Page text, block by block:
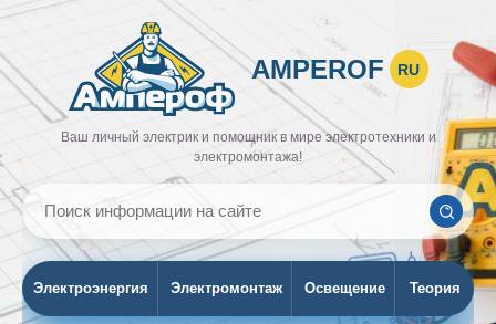
AMPEROF RU
Ваш личный электрик и помощник в мире электротехники и
электромонтажа!
Электроэнергия Электромонтаж Освещение Теория